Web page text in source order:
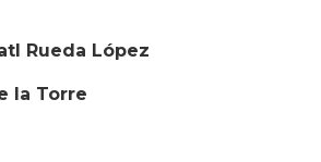
Rueda López
la Torre